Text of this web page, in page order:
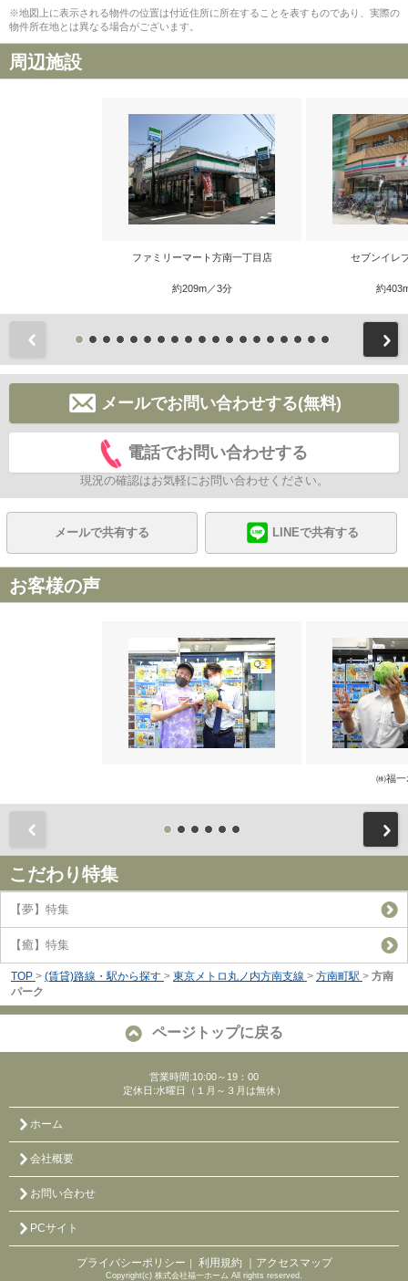
※地図上に表示される物件の位置は付近住所に所在することを表すものであり、実際の
物件所在地とは異なる場合がございます。
周辺施設
ファミリーマート方南一丁目店
約209m／3分
セブンイレ
約
メールでお問い合わせする(無料)
電話でお問い合わせする
現況の確認はお気軽にお問い合わせください。
メールで共有する LINEで共有する
お客様の声
㈱福一
こだわり特集
【夢】特集
【癒】特集
TOP > (賃貸)路線・駅から探す > 東京メトロ丸ノ内方南支線 > 方南町駅 > 方南
パーク
ページトップに戻る
営業時間:10:00～19：00
定休日:水曜日（１月～３月は無休）
ホーム
会社概要
お問い合わせ
PCサイト
プライバシーポリシー ｜ 利用規約 ｜アクセスマップ
Copyright(c) 株式会社福一ホーム All rights reserved.